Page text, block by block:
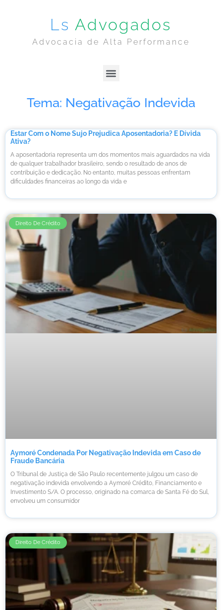
Ls Advogados
Advocacia de Alta Performance
Tema: Negativação Indevida
Estar Com o Nome Sujo Prejudica Aposentadoria? E Dívida
Ativa?
A aposentadoria representa um dos momentos mais aguardados na vida
de qualquer trabalhador brasileiro, sendo o resultado de anos de
contribuição e dedicação. No entanto, muitas pessoas enfrentam
dificuldades financeiras ao longo da vida e
Direito De Crédito
Aymoré Condenada Por Negativação Indevida em Caso de
Fraude Bancária
O Tribunal de Justiça de São Paulo recentemente julgou um caso de
negativação indevida envolvendo a Aymoré Crédito, Financiamento e
Investimento S/A. O processo, originado na comarca de Santa Fé do Sul,
envolveu um consumidor
Direito De Crédito